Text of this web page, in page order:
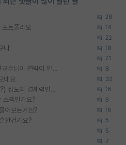
28
트폴리오 14
22
나 18
21
석박사 과정 합격하고, 컨택했던교수님이 연락이 안됩니다... 8
네요 32
박사진학하기에 2억은 괜찮은 (?) 정도의 경제력인가요 16
스펙인가요? 6
어보는거임? 16
한건가요? 5
5
7